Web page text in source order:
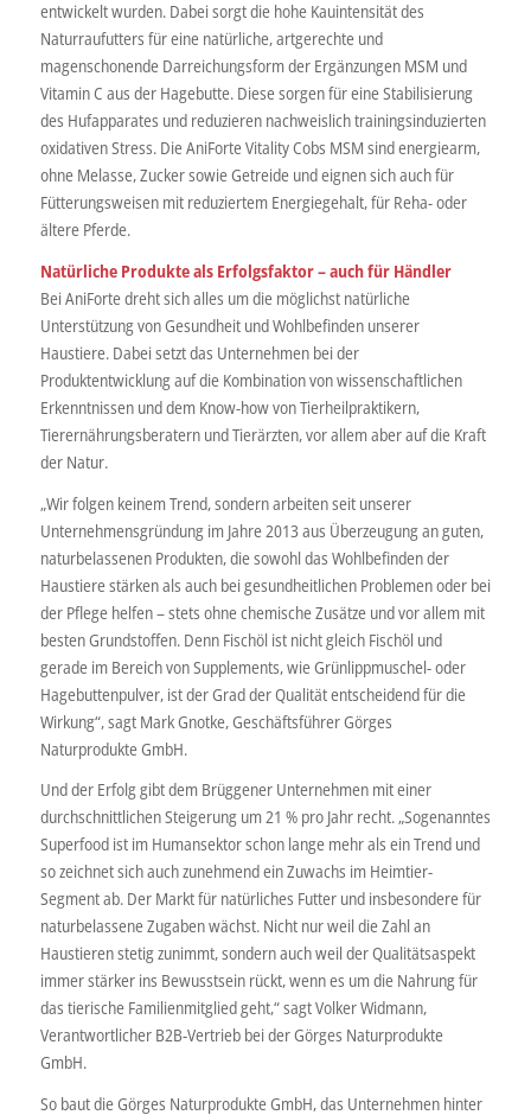
entwickelt wurden. Dabei sorgt die hohe Kauintensität des
Naturraufutters für eine natürliche, artgerechte und
magenschonende Darreichungsform der Ergänzungen MSM und
Vitamin C aus der Hagebutte. Diese sorgen für eine Stabilisierung
des Hufapparates und reduzieren nachweislich trainingsinduzierten
oxidativen Stress. Die AniForte Vitality Cobs MSM sind energiearm,
ohne Melasse, Zucker sowie Getreide und eignen sich auch für
Fütterungsweisen mit reduziertem Energiegehalt, für Reha- oder
ältere Pferde.
Natürliche Produkte als Erfolgsfaktor – auch für Händler
Bei AniForte dreht sich alles um die möglichst natürliche
Unterstützung von Gesundheit und Wohlbefinden unserer
Haustiere. Dabei setzt das Unternehmen bei der
Produktentwicklung auf die Kombination von wissenschaftlichen
Erkenntnissen und dem Know-how von Tierheilpraktikern,
Tierernährungsberatern und Tierärzten, vor allem aber auf die Kraft
der Natur.
„Wir folgen keinem Trend, sondern arbeiten seit unserer
Unternehmensgründung im Jahre 2013 aus Überzeugung an guten,
naturbelassenen Produkten, die sowohl das Wohlbefinden der
Haustiere stärken als auch bei gesundheitlichen Problemen oder bei
der Pflege helfen – stets ohne chemische Zusätze und vor allem mit
besten Grundstoffen. Denn Fischöl ist nicht gleich Fischöl und
gerade im Bereich von Supplements, wie Grünlippmuschel- oder
Hagebuttenpulver, ist der Grad der Qualität entscheidend für die
Wirkung“, sagt Mark Gnotke, Geschäftsführer Görges
Naturprodukte GmbH.
Und der Erfolg gibt dem Brüggener Unternehmen mit einer
durchschnittlichen Steigerung um 21 % pro Jahr recht. „Sogenanntes
Superfood ist im Humansektor schon lange mehr als ein Trend und
so zeichnet sich auch zunehmend ein Zuwachs im Heimtier-
Segment ab. Der Markt für natürliches Futter und insbesondere für
naturbelassene Zugaben wächst. Nicht nur weil die Zahl an
Haustieren stetig zunimmt, sondern auch weil der Qualitätsaspekt
immer stärker ins Bewusstsein rückt, wenn es um die Nahrung für
das tierische Familienmitglied geht,“ sagt Volker Widmann,
Verantwortlicher B2B-Vertrieb bei der Görges Naturprodukte
GmbH.
So baut die Görges Naturprodukte GmbH, das Unternehmen hinter